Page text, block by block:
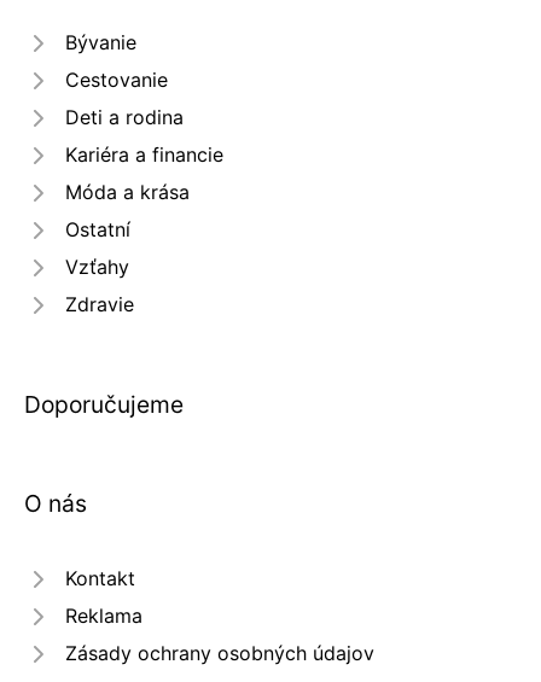
Bývanie
Cestovanie
Deti a rodina
Kariéra a financie
Móda a krása
Ostatní
Vzťahy
Zdravie
Doporučujeme
O nás
Kontakt
Reklama
Zásady ochrany osobných údajov